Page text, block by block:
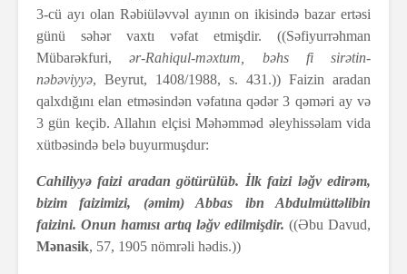
3-cü ayı olan Rəbiüləvvəl ayının on ikisində bazar ertəsi
günü səhər vaxtı vəfat etmişdir. ((Səfiyurrəhman
Mübarəkfuri,ər-Rahiqul-məxtum, bəhs fi sirətin-
nəbəviyyə, Beyrut, 1408/1988, s. 431.)) Faizin aradan
qalxdığını elan etməsindən vəfatına qədər 3 qəməri ay və
3 gün keçib. Allahın elçisi Məhəmməd əleyhissəlam vida
xütbəsində belə buyurmuşdur:
Cahiliyyə faizi aradan götürülüb. İlk faizi ləğv edirəm,
bizim faizimizi, (əmim) Abbas ibn Abdulmüttəlibin
faizini. Onun hamısı artıq ləğv edilmişdir. ((Əbu Davud,
Mənasik, 57, 1905 nömrəli hədis.))